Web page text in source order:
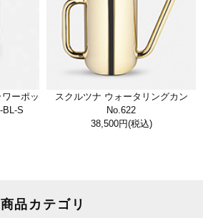
ーポッ
S
スクルツナ ウォータリングカン
No.622
38,500円(税込)
商品カテゴリ